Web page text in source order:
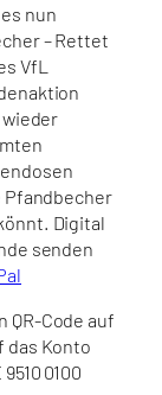
nun
– Rettet
VfL
Pfandbecher
Digital
senden
QR-Code auf
das Konto
0100